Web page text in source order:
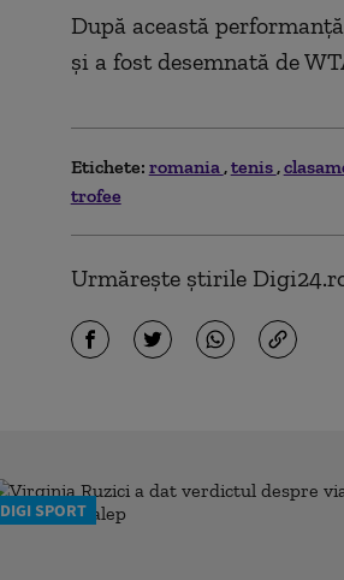
După această
și a fost desemnată de
Etichete: romania tenis
trofee
Urmărește știrile
DIGI SPORT